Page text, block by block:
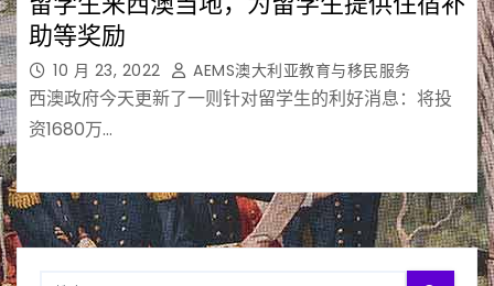
助等奖励
10 月 23, 2022 AEMS澳大利亚教育与移民服务
西澳政府今天更新了一则针对留学生的利好消息：将投
资1680万…